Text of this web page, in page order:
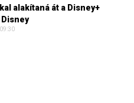
alakítaná át a Disney+